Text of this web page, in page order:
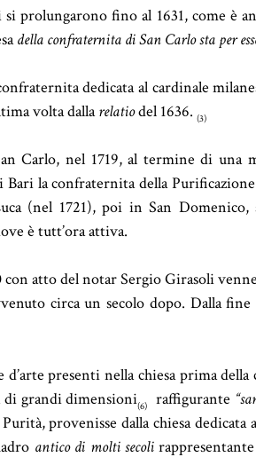
prolungarono fino al 1631, come è
della confraternita di San Carlo sta per
dedicata al cardinale
volta dallarelatiodel 1636. (3)
Carlo, nel 1719, al termine di una
la confraternita della
(nel 1721), poi in San Domenico,
è tutt’ora attiva.
con atto del notar Sergio Girasoli
circa un secolo dopo. Dalla
d’arte presenti nella chiesa prima
di grandi dimensioni(6) raffigurante
provenisse dalla chiesa
antico di molti secoli